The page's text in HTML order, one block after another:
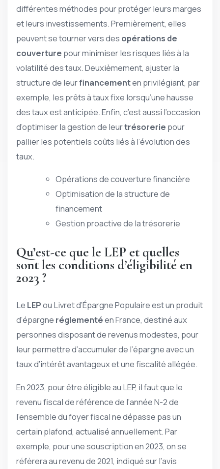
différentes méthodes pour protéger leurs marges
et leurs investissements. Premièrement, elles
peuvent se tourner vers des opérations de
couverture pour minimiser les risques liés à la
volatilité des taux. Deuxièmement, ajuster la
structure de leurfinancementen privilégiant, par
exemple, les prêts à taux fixe lorsqu’une hausse
des taux est anticipée. Enfin, c’est aussi l’occasion
d’optimiser la gestion de leurtrésorerie pour
pallier les potentiels coûts liés à l’évolution des
taux.
Opérations de couverture financière
Optimisation de la structure de
financement
Gestion proactive de la trésorerie
Qu’est-ce que le LEP et quelles
sont les conditions d’éligibilité en
2023 ?
Le LEPou Livret d’Épargne Populaire est un produit
d’épargne réglementéen France, destiné aux
personnes disposant de revenus modestes, pour
leur permettre d’accumuler de l’épargne avec un
taux d’intérêt avantageux et une fiscalité allégée.
En 2023, pour être éligible au LEP, il faut que le
revenu fiscal de référence de l’année N-2 de
l’ensemble du foyer fiscal ne dépasse pas un
certain plafond, actualisé annuellement. Par
exemple, pour une souscription en 2023, on se
réfèrera au revenu de 2021, indiqué sur l’avis